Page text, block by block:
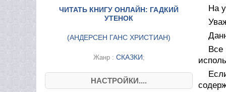
ЧИТАТЬ КНИГУ ОНЛАЙН: ГАДКИЙ
УТЕНОК
(АНДЕРСЕН ГАНС ХРИСТИАН)
Жанр : СКАЗКИ;
НАСТРОЙКИ....
На
Все